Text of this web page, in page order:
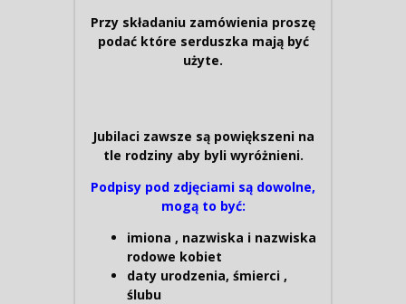
Przy składaniu zamówienia proszę
podać które serduszka mają być
użyte.
Jubilaci zawsze są powiększeni na
tle rodziny aby byli wyróżnieni.
Podpisy pod zdjęciami są dowolne,
mogą to być:
imiona , nazwiska i nazwiska
rodowe kobiet
daty urodzenia, śmierci ,
ślubu